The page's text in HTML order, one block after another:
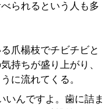
られるという人も多
爪楊枝でチビチビと
持ちが盛り上がり、
に流れてくる。